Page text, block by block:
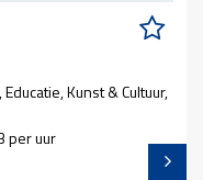
Kunst & Cultuur,
per uur